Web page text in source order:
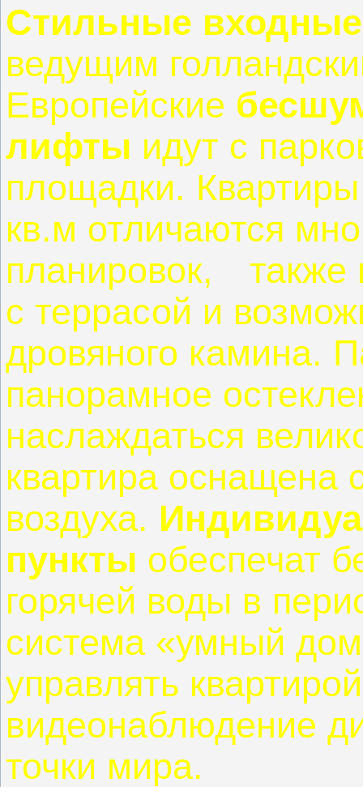
Стильные
ведущим
Европейские
лифты идут с
площадки.
кв.м отличаются
планировок, также
с террасой и
дровяного камина.
панорамное
наслаждаться
квартира оснащена
воздуха.
пункты обеспечат
горячей воды в
система «умный
управлять
видеонаблюдение
точки мира.